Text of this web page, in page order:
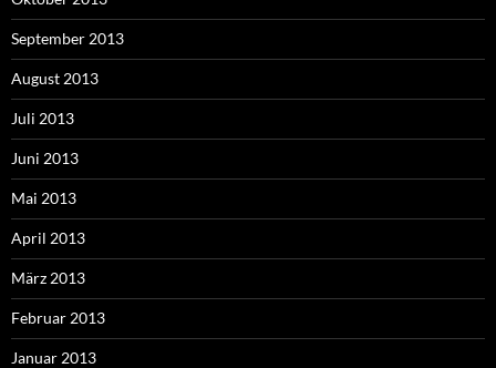
September 2013
August 2013
Juli 2013
Juni 2013
Mai 2013
April 2013
März 2013
Februar 2013
Januar 2013